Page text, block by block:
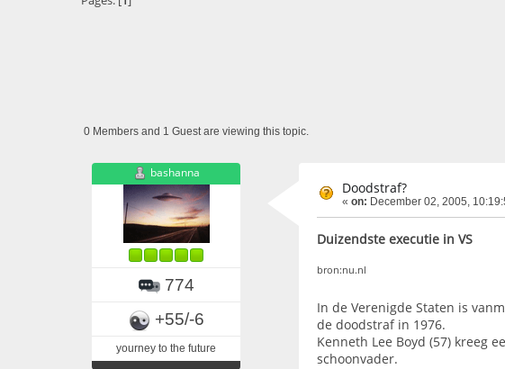
0 Members and 1 Guest are viewing this topic.
bashanna
774
+55/-6
yourney to the future
Doodstraf?
« on: December 02, 2005,
Duizendste executie in VS
bron:nu.nl
In de Verenigde Staten is
de doodstraf in 1976.
Kenneth Lee Boyd (57) kreeg
schoonvader.